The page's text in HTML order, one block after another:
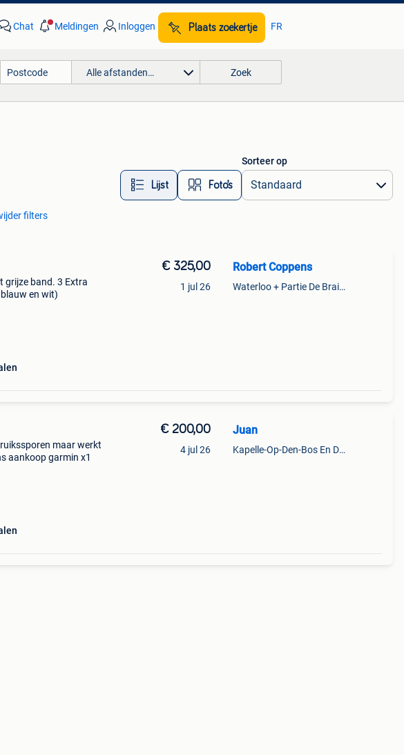
Chat Meldingen Inloggen Plaats zoekertje FR
Alle afstanden… Zoek
Lijst Foto’s
Sorteer op
filters
grijze band. 3 Extra
en wit)
€ 325,00
1 jul 26
Robert Coppens
Waterloo + Partie De Braine-L'Alleud, De Ohain
maar werkt
aankoop garmin x1
€ 200,00
4 jul 26
Juan
Kapelle-Op-Den-Bos En Deel Van Zemst